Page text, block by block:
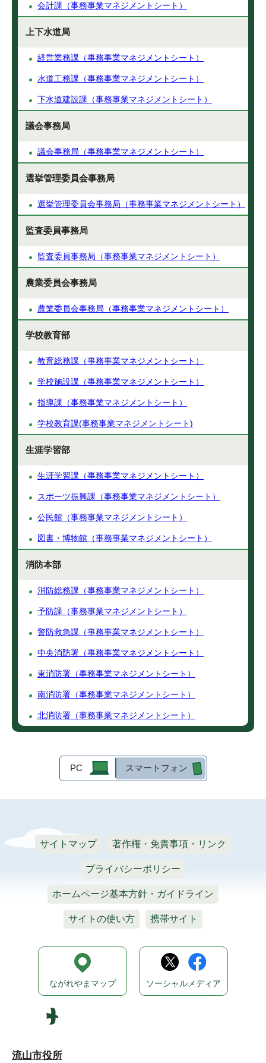
会計課（事務事業マネジメントシート）
上下水道局
経営業務課（事務事業マネジメントシート）
水道工務課（事務事業マネジメントシート）
下水道建設課（事務事業マネジメントシート）
議会事務局
議会事務局（事務事業マネジメントシート）
選挙管理委員会事務局
選挙管理委員会事務局（事務事業マネジメントシート）
監査委員事務局
監査委員事務局（事務事業マネジメントシート）
農業委員会事務局
農業委員会事務局（事務事業マネジメントシート）
学校教育部
教育総務課（事務事業マネジメントシート）
学校施設課（事務事業マネジメントシート）
指導課（事務事業マネジメントシート）
学校教育課(事務事業マネジメントシート)
生涯学習部
生涯学習課（事務事業マネジメントシート）
スポーツ振興課（事務事業マネジメントシート）
公民館（事務事業マネジメントシート）
図書・博物館（事務事業マネジメントシート）
消防本部
消防総務課（事務事業マネジメントシート）
予防課（事務事業マネジメントシート）
警防救急課（事務事業マネジメントシート）
中央消防署（事務事業マネジメントシート）
東消防署（事務事業マネジメントシート）
南消防署（事務事業マネジメントシート）
北消防署（事務事業マネジメントシート）
PC スマートフォン
サイトマップ 著作権・免責事項・リンク
プライバシーポリシー
ホームページ基本方針・ガイドライン
サイトの使い方 携帯サイト
流山市役所
ながれやまマップ ソーシャルメディア